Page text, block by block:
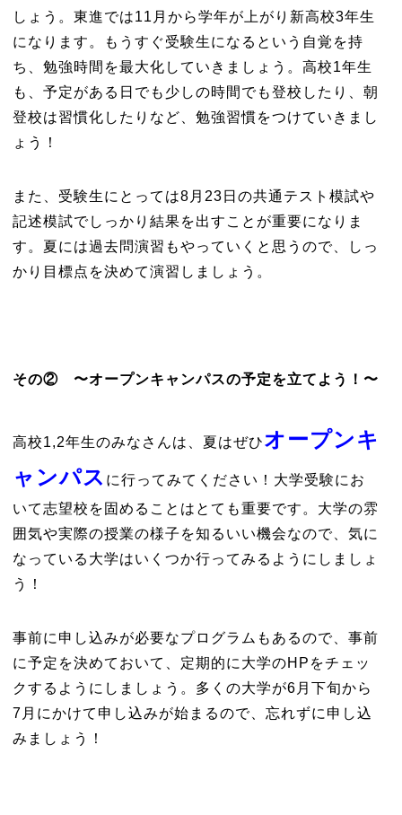
しょう。東進では11月から学年が上がり新高校3年生
になります。もうすぐ受験生になるという自覚を持
ち、勉強時間を最大化していきましょう。高校1年生
も、予定がある日でも少しの時間でも登校したり、朝
登校は習慣化したりなど、勉強習慣をつけていきまし
ょう！
また、受験生にとっては8月23日の共通テスト模試や
記述模試でしっかり結果を出すことが重要になりま
す。夏には過去問演習もやっていくと思うので、しっ
かり目標点を決めて演習しましょう。
その② 〜オープンキャンパスの予定を立てよう！〜
高校1,2年生のみなさんは、夏はぜひオープンキ
ャンパス に行ってみてください！大学受験にお
いて志望校を固めることはとても重要です。大学の雰
囲気や実際の授業の様子を知るいい機会なので、気に
なっている大学はいくつか行ってみるようにしましょ
う！
事前に申し込みが必要なプログラムもあるので、事前
に予定を決めておいて、定期的に大学のHPをチェッ
クするようにしましょう。多くの大学が6月下旬から
7月にかけて申し込みが始まるので、忘れずに申し込
みましょう！